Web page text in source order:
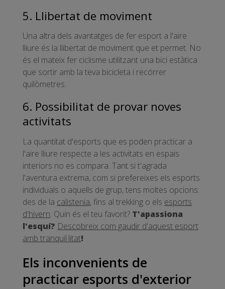
5. Llibertat de moviment
Una altra dels avantatges de fer esport a l'aire
lliure és la llibertat de moviment que et permet. No
és el mateix fer ciclisme utilitzant una bici estàtica
que sortir amb la teva bicicleta i recórrer
quilòmetres.
6. Possibilitat de provar noves
activitats
La quantitat d'esports que es poden practicar a
l'aire lliure respecte a les activitats en espais
interiors no es compara. Tant si t'agrada
l'aventura extrema, com si prefereixes els esports
individuals o aquells de grup, tens moltes opcions:
des de la calistenia, fins al trekking o els esports
d'hivern. Quin és el teu favorit? T'apassiona
l'esquí? Descobreix com gaudir d'aquest esport
amb tranquil·litat!
Els inconvenients de
practicar esports d'exterior